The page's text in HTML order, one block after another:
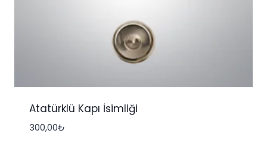
Atatürklü Kapı İsimliği
300,00₺